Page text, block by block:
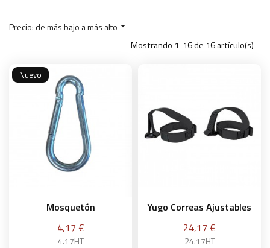
Precio: de más bajo a más alto 
Mostrando 1-16 de 16 artículo(s)
Mosquetón
Precio
4,17 €
4.17HT
Nuevo
Yugo Correas Ajustables
Precio
24,17 €
24.17HT